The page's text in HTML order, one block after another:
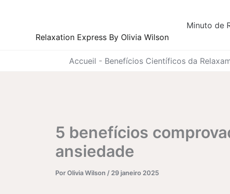
Relaxation Express By Olivia Wilson
Minuto de
Accueil - Benefícios Científicos da
5 benefícios
ansiedade
PorOlivia Wilson / 29 janeiro 2025